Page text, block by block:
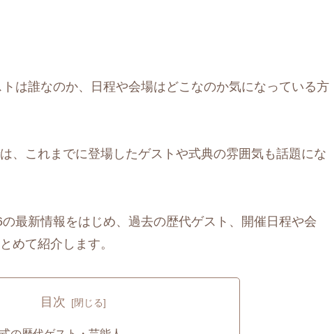
は誰なのか、日程や会場はどこなのか気になっている方
、これまでに登場したゲストや式典の雰囲気も話題にな
最新情報をはじめ、過去の歴代ゲスト、開催日程や会
めて紹介します。
目次